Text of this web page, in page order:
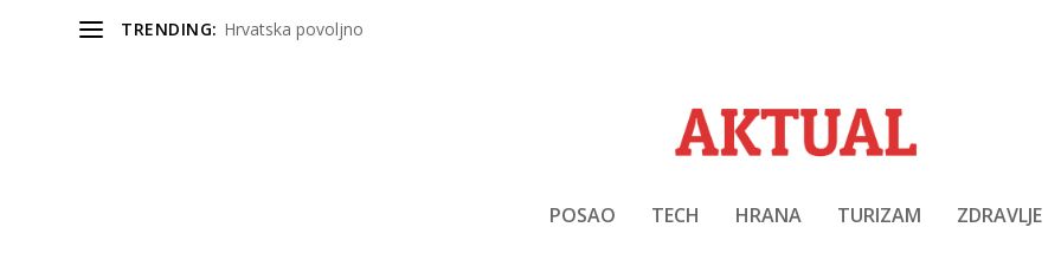
TRENDING: Hrvatska povoljno
POSAO TECH HRANA TURIZAM ZDRAVLJE